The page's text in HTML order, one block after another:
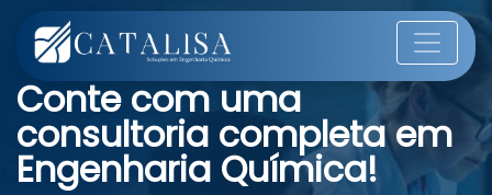
Conte com uma
consultoria completa em
Engenharia Química!